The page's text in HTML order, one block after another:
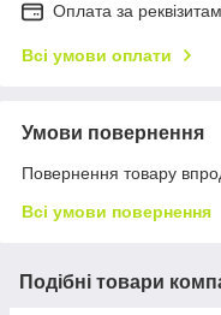
Оплата за
Всі умови оплати
Умови повернення
Повернення товару
Всі умови повернення
Подібні товари